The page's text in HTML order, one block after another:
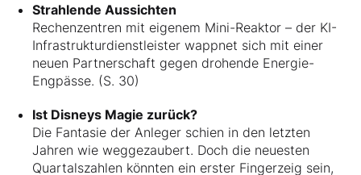
Strahlende Aussichten
Rechenzentren mit eigenem Mini-Reaktor – der KI-
Infrastrukturdienstleister wappnet sich mit einer
neuen Partnerschaft gegen drohende Energie-
Engpässe. (S. 30)
Ist Disneys Magie zurück?
Die Fantasie der Anleger schien in den letzten
Jahren wie weggezaubert. Doch die neuesten
Quartalszahlen könnten ein erster Fingerzeig sein,